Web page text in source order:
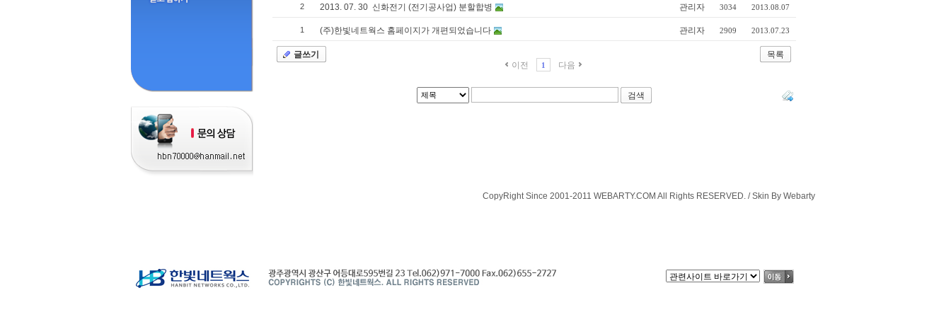
2 2013. 07. 30 신화전기 (전기공사업) 분할합병 관리자 3034 2013.08.07
1 (주)한빛네트웍스 홈페이지가 개편되었습니다 관리자 2909 2013.07.23
글쓰기
목록
이전
1 다음
CopyRight Since 2001-2011 WEBARTY.COM All Rights RESERVED. / Skin By Webarty